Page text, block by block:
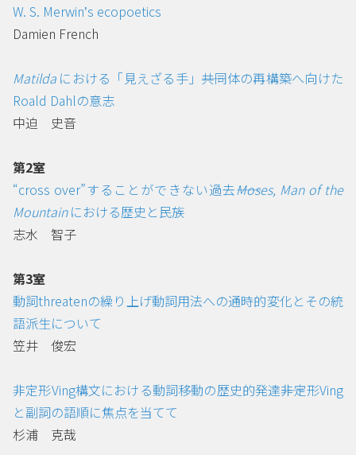
W. S. Merwinʼs ecopoetics
Damien French
Matilda における「見えざる手」――共同体の再構築へ向けた
Roald Dahlの意志
中迫 史音
第2室
“cross over”することができない過去――Moses, Man of the
Mountain における歴史と民族
志水 智子
第3室
動詞threatenの繰り上げ動詞用法への通時的変化とその統
語派生について
笠井 俊宏
非定形Ving構文における動詞移動の歴史的発達――非定形Ving
と副詞の語順に焦点を当てて
杉浦 克哉